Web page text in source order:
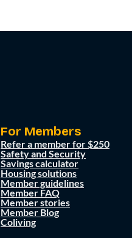
For Members
Refer a member for $250
Safety and Security
Savings calculator
Housing solutions
Member guidelines
Member FAQ
Member stories
Member Blog
Coliving